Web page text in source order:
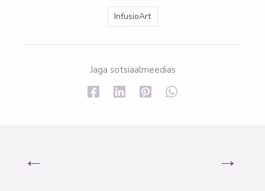
InfusioArt
Jaga sotsiaalmeedias
← →